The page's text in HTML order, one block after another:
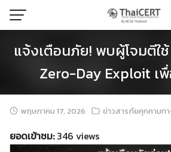
Skip
แจ้งเตือนภัย! พบผู้โจมตีใ
Zero-Day Exploit เ
พฤษภาคม 17, 2026 ข่าวสารภัยคุกคามทา
ยอดเข้าชม:346 views